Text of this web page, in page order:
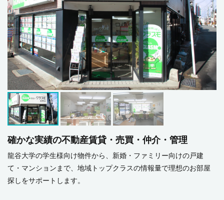
確かな実績の不動産賃貸・売買・仲介・管理
龍谷大学の学生様向け物件から、新婚・ファミリー向けの戸建
て・マンションまで、地域トップクラスの情報量で理想のお部屋
探しをサポートします。